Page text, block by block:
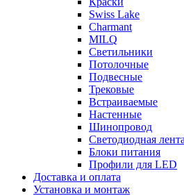
Swiss Lake
Charmant
MILQ
Светильники
Потолочные
Подвесные
Трековые
Встраиваемые
Настенные
Шинопровод
Светодиодная лента
Блоки питания
Профили для LED
Доставка и оплата
Установка и монтаж